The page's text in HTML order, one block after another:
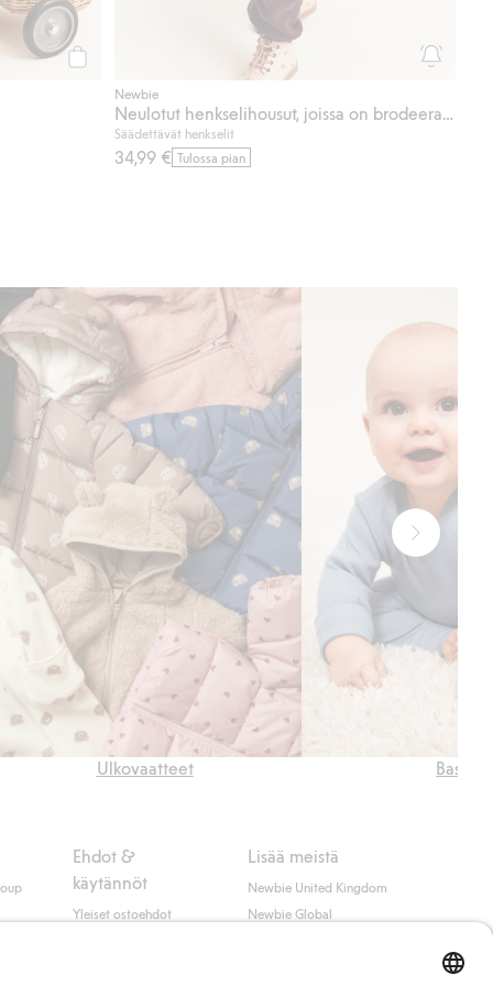
Newbie
Neulotut henkselihousut, joissa on brodeeraus
Säädettävät henkselit
34,99 € Tulossa pian
Ulkovaatteet Basics
Ehdot &
käytännöt
Yleiset ostoehdot
Lisää meistä
Newbie United Kingdom
Newbie Global